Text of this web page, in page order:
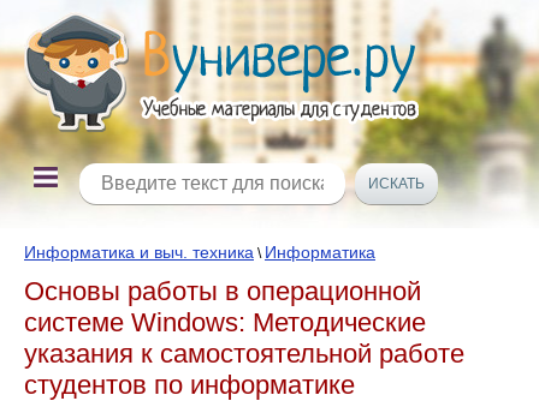
Информатика и выч. техника \ Информатика
Основы работы в операционной
системе Windows: Методические
указания к самостоятельной работе
студентов по информатике